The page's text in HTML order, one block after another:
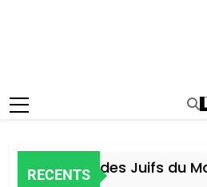
RECENTS
Histoire des Juifs du